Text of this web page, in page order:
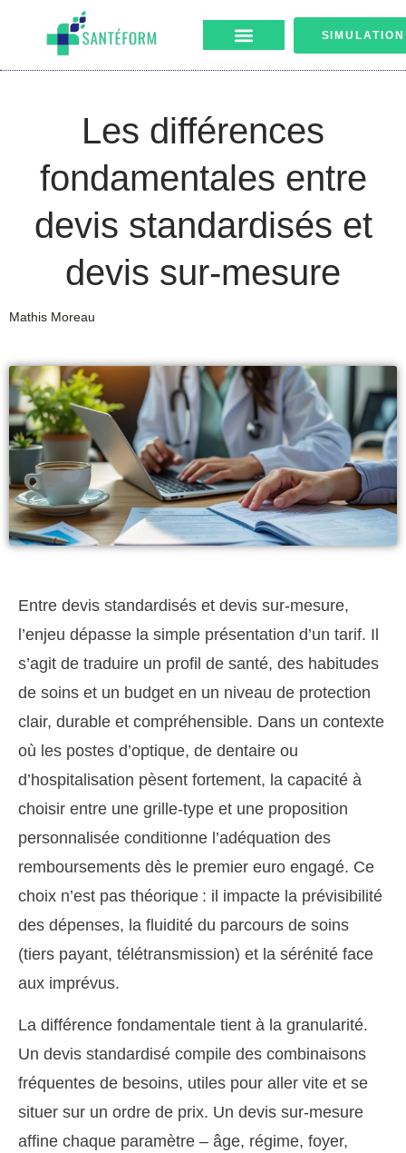
SIMULATION
Les différences
fondamentales entre
devis standardisés et
devis sur-mesure
Mathis Moreau
Entre devis standardisés et devis sur-mesure,
l’enjeu dépasse la simple présentation d’un tarif. Il
s’agit de traduire un profil de santé, des habitudes
de soins et un budget en un niveau de protection
clair, durable et compréhensible. Dans un contexte
où les postes d’optique, de dentaire ou
d’hospitalisation pèsent fortement, la capacité à
choisir entre une grille-type et une proposition
personnalisée conditionne l’adéquation des
remboursements dès le premier euro engagé. Ce
choix n’est pas théorique : il impacte la prévisibilité
des dépenses, la fluidité du parcours de soins
(tiers payant, télétransmission) et la sérénité face
aux imprévus.
La différence fondamentale tient à la granularité.
Un devis standardisé compile des combinaisons
fréquentes de besoins, utiles pour aller vite et se
situer sur un ordre de prix. Un devis sur-mesure
affine chaque paramètre – âge, régime, foyer,